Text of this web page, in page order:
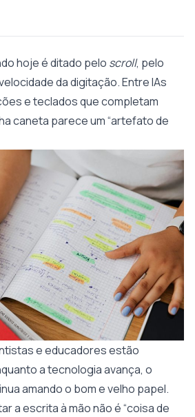
hoje é ditado pelo scroll, pelo
da digitação. Entre IAs
e teclados que completam
caneta parece um “artefato de
e educadores estão
a tecnologia avança, o
amando o bom e velho papel.
a escrita à mão não é “coisa de